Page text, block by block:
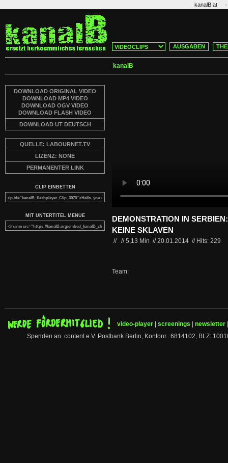
kanalB.at ·
AUSGABEN
kanalB
DOWNLOAD ORIGINAL VIDEO
DOWNLOAD MP4 VIDEO
DOWNLOAD OGV VIDEO
DOWNLOAD FLASH VIDEO
DOWNLOAD UT DEUTSCH
QUELLE: LABOURNET.TV
LIZENZ: NONE
PERMANENTER LINK
CLIP EINBETTEN
MIT UNTERTITEL MENUE
DEMONSTRATION IN
KEINE SKLAVEN
// //5,13 Min //20.01.2014 // Hits: 229
Team:
video-player screenings newsletter
Spenden an: content e.V. Postbank Berlin, Kontonr.: 6814102, BLZ: